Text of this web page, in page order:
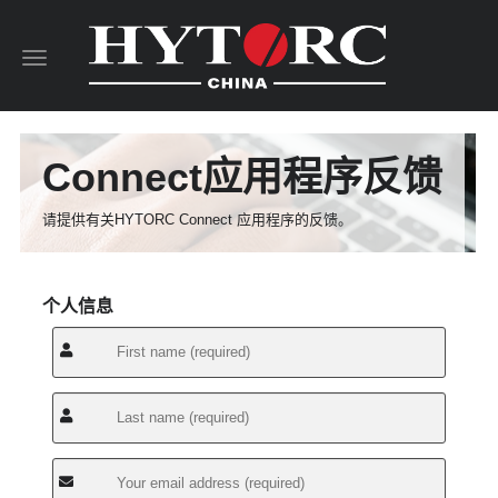
Toggle
Connect应用程序反馈
请提供有关HYTORC Connect 应用程序的反馈。
个人信息